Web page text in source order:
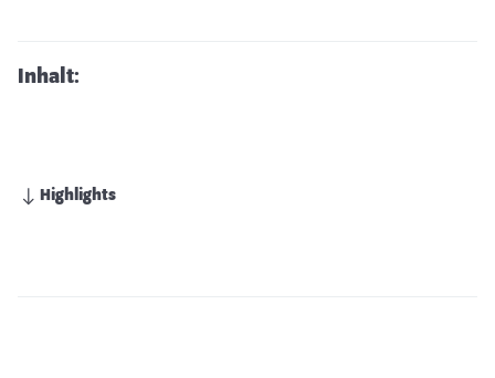
Inhalt:
Highlights